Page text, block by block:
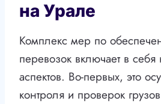
на Урале
Комплекс мер по
перевозок включает в себя
аспектов. Во-первых, это
контроля и проверок